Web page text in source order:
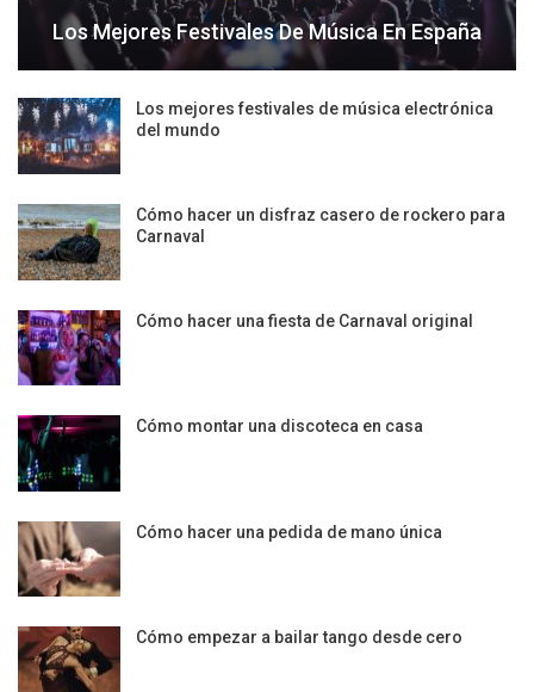
Los Mejores Festivales De Música En España
Los mejores festivales de música electrónica
del mundo
Cómo hacer un disfraz casero de rockero para
Carnaval
Cómo hacer una fiesta de Carnaval original
Cómo montar una discoteca en casa
Cómo hacer una pedida de mano única
Cómo empezar a bailar tango desde cero